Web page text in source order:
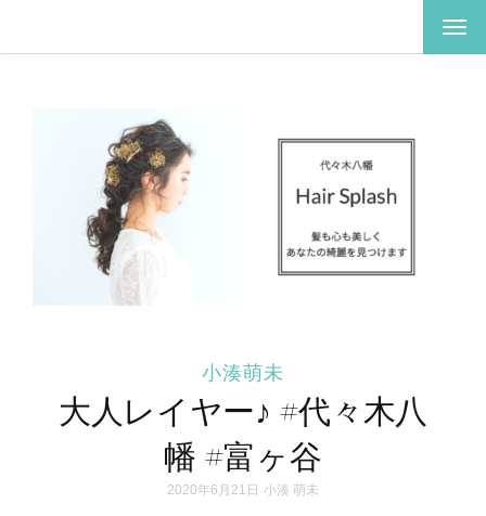
ナ
ゲ
小湊萌未
大人レイヤー♪ #代々木八
幡 #富ヶ谷
2020年6月21日 小湊 萌未